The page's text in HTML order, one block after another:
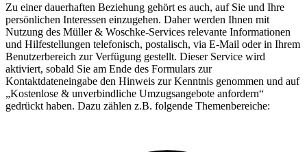
Zu einer dauerhaften Beziehung gehört es auch, auf Sie und Ihre
persönlichen Interessen einzugehen. Daher werden Ihnen mit
Nutzung des Müller & Woschke-Services relevante Informationen
und Hilfestellungen telefonisch, postalisch, via E-Mail oder in Ihrem
Benutzerbereich zur Verfügung gestellt. Dieser Service wird
aktiviert, sobald Sie am Ende des Formulars zur
Kontaktdateneingabe den Hinweis zur Kenntnis genommen und auf
„Kostenlose & unverbindliche Umzugsangebote anfordern“
gedrückt haben. Dazu zählen z.B. folgende Themenbereiche: